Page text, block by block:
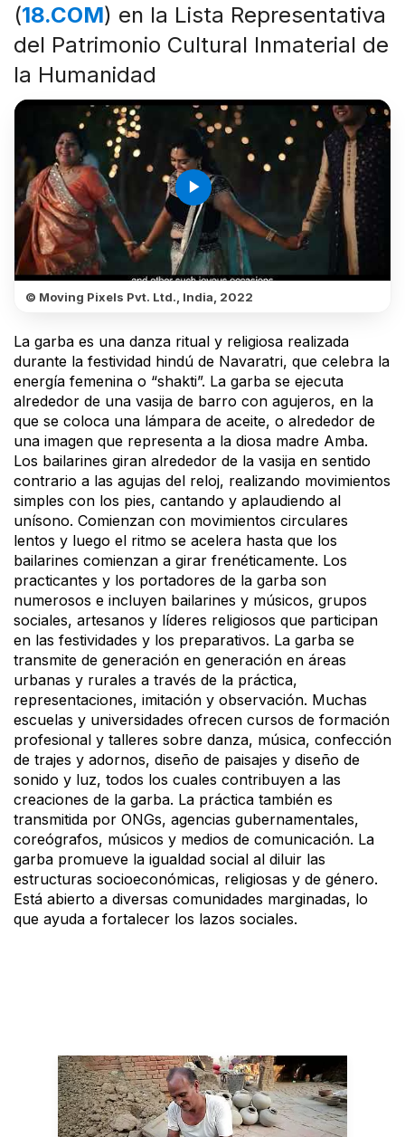
(18.COM) en la Lista Representativa
del Patrimonio Cultural Inmaterial de
la Humanidad
play_arrow
© Moving Pixels Pvt. Ltd., India, 2022
La garba es una danza ritual y religiosa realizada
durante la festividad hindú de Navaratri, que celebra la
energía femenina o “shakti”. La garba se ejecuta
alrededor de una vasija de barro con agujeros, en la
que se coloca una lámpara de aceite, o alrededor de
una imagen que representa a la diosa madre Amba.
Los bailarines giran alrededor de la vasija en sentido
contrario a las agujas del reloj, realizando movimientos
simples con los pies, cantando y aplaudiendo al
unísono. Comienzan con movimientos circulares
lentos y luego el ritmo se acelera hasta que los
bailarines comienzan a girar frenéticamente. Los
practicantes y los portadores de la garba son
numerosos e incluyen bailarines y músicos, grupos
sociales, artesanos y líderes religiosos que participan
en las festividades y los preparativos. La garba se
transmite de generación en generación en áreas
urbanas y rurales a través de la práctica,
representaciones, imitación y observación. Muchas
escuelas y universidades ofrecen cursos de formación
profesional y talleres sobre danza, música, confección
de trajes y adornos, diseño de paisajes y diseño de
sonido y luz, todos los cuales contribuyen a las
creaciones de la garba. La práctica también es
transmitida por ONGs, agencias gubernamentales,
coreógrafos, músicos y medios de comunicación. La
garba promueve la igualdad social al diluir las
estructuras socioeconómicas, religiosas y de género.
Está abierto a diversas comunidades marginadas, lo
que ayuda a fortalecer los lazos sociales.